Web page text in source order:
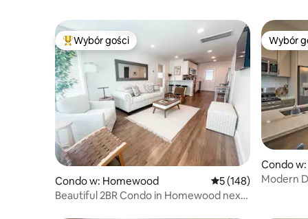
Najpopularniejsze z kategorii Wybór gości
Wybór gości
Condo w: Homewood Średnia ocena: 5 na
5 (148)
Beautiful 2BR Condo in Homewood next
Wybór
Wybór
Condo
Modern